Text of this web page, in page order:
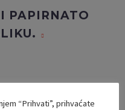
PAPIRNATO
“Prihvati”, prihvaćate